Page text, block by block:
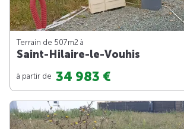
Terrain de 507m2 à
Saint-Hilaire-le-Vouhis
à partir de 34 983 €